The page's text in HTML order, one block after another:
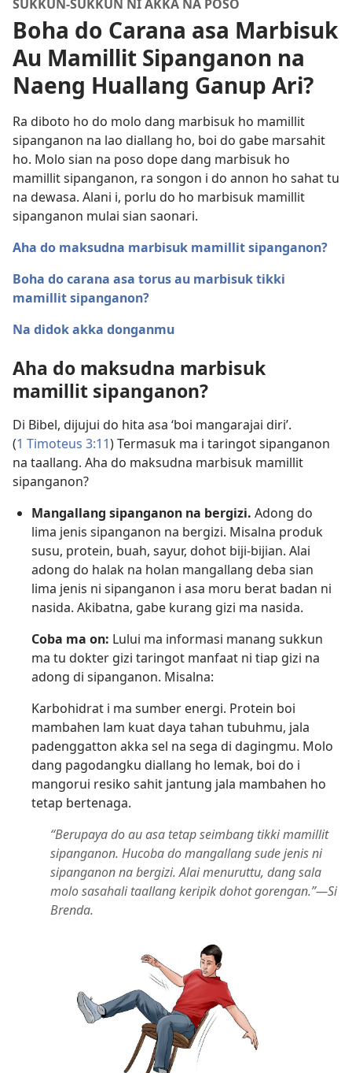
SUKKUN-SUKKUN NI AKKA NA POSO
Boha do Carana asa Marbisuk
Au Mamillit Sipanganon na
Naeng Huallang Ganup Ari?
Ra diboto ho do molo dang marbisuk ho mamillit
sipanganon na lao diallang ho, boi do gabe marsahit
ho. Molo sian na poso dope dang marbisuk ho
mamillit sipanganon, ra songon i do annon ho sahat tu
na dewasa. Alani i, porlu do ho marbisuk mamillit
sipanganon mulai sian saonari.
Aha do maksudna marbisuk mamillit sipanganon?
Boha do carana asa torus au marbisuk tikki
mamillit sipanganon?
Na didok akka donganmu
Aha do maksudna marbisuk
mamillit sipanganon?
Di Bibel, dijujui do hita asa ‘boi mangarajai diri’.
(1 Timoteus 3:11) Termasuk ma i taringot sipanganon
na taallang. Aha do maksudna marbisuk mamillit
sipanganon?
Mangallang sipanganon na bergizi. Adong do
lima jenis sipanganon na bergizi. Misalna produk
susu, protein, buah, sayur, dohot biji-bijian. Alai
adong do halak na holan mangallang deba sian
lima jenis ni sipanganon i asa moru berat badan ni
nasida. Akibatna, gabe kurang gizi ma nasida.
Coba ma on: Lului ma informasi manang sukkun
ma tu dokter gizi taringot manfaat ni tiap gizi na
adong di sipanganon. Misalna:
Karbohidrat i ma sumber energi. Protein boi
mambahen lam kuat daya tahan tubuhmu, jala
padenggatton akka sel na sega di dagingmu. Molo
dang pagodangku diallang ho lemak, boi do i
mangorui resiko sahit jantung jala mambahen ho
tetap bertenaga.
“Berupaya do au asa tetap seimbang tikki mamillit
sipanganon. Hucoba do mangallang sude jenis ni
sipanganon na bergizi. Alai menuruttu, dang sala
molo sasahali taallang keripik dohot gorengan.”—Si
Brenda.